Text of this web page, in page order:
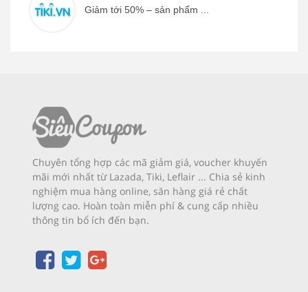
Giảm tới 50% – sản phẩm ...
Chuyên tổng hợp các mã giảm giá, voucher khuyến
mãi mới nhất từ Lazada, Tiki, Leflair ... Chia sẻ kinh
nghiệm mua hàng online, săn hàng giá rẻ chất
lượng cao. Hoàn toàn miễn phí & cung cấp nhiều
thông tin bổ ích đến bạn.